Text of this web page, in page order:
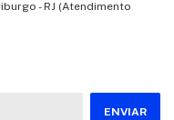
- RJ (Atendimento